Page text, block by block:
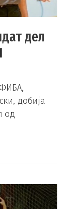
дел
добија
од